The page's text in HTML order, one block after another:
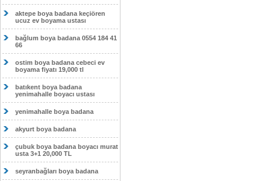
aktepe boya badana keçiören
ucuz ev boyama ustası
bağlum boya badana 0554 184 41
66
ostim boya badana cebeci ev
boyama fiyatı 19,000 tl
batıkent boya badana
yenimahalle boyacı ustası
yenimahalle boya badana
akyurt boya badana
çubuk boya badana boyacı murat
usta 3+1 20,000 TL
seyranbağları boya badana